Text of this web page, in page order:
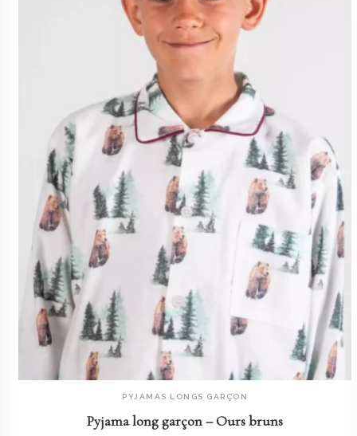
AJOUTER AU PANIER
PYJAMAS LONGS GARÇON
Pyjama long garçon – Ours bruns